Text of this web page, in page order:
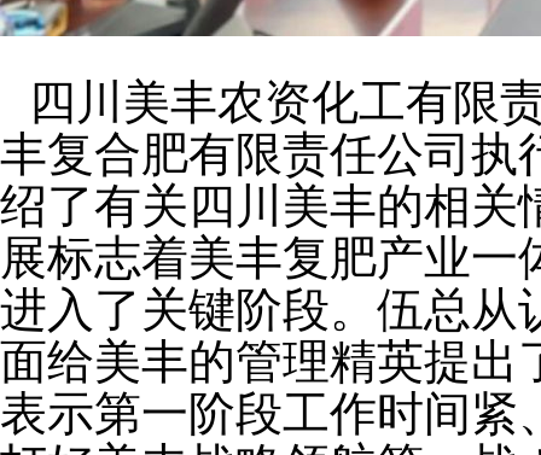
四川美丰农资化工有限
丰复合肥有限责任公司执
绍了有关四川美丰的相关
展标志着美丰复肥产业一
进入了关键阶段。伍总从
面给美丰的管理精英提出
表示第一阶段工作时间紧